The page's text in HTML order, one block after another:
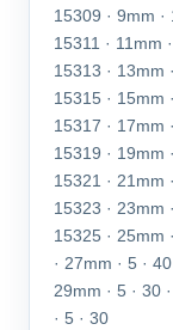
15309 · 9mm ·
15311 · 11mm
15313 · 13mm
15315 · 15mm
15317 · 17mm
15319 · 19mm
15321 · 21mm
15323 · 23mm
15325 · 25mm
· 27mm · 5 ·
29mm · 5 · 30
· 5 · 30